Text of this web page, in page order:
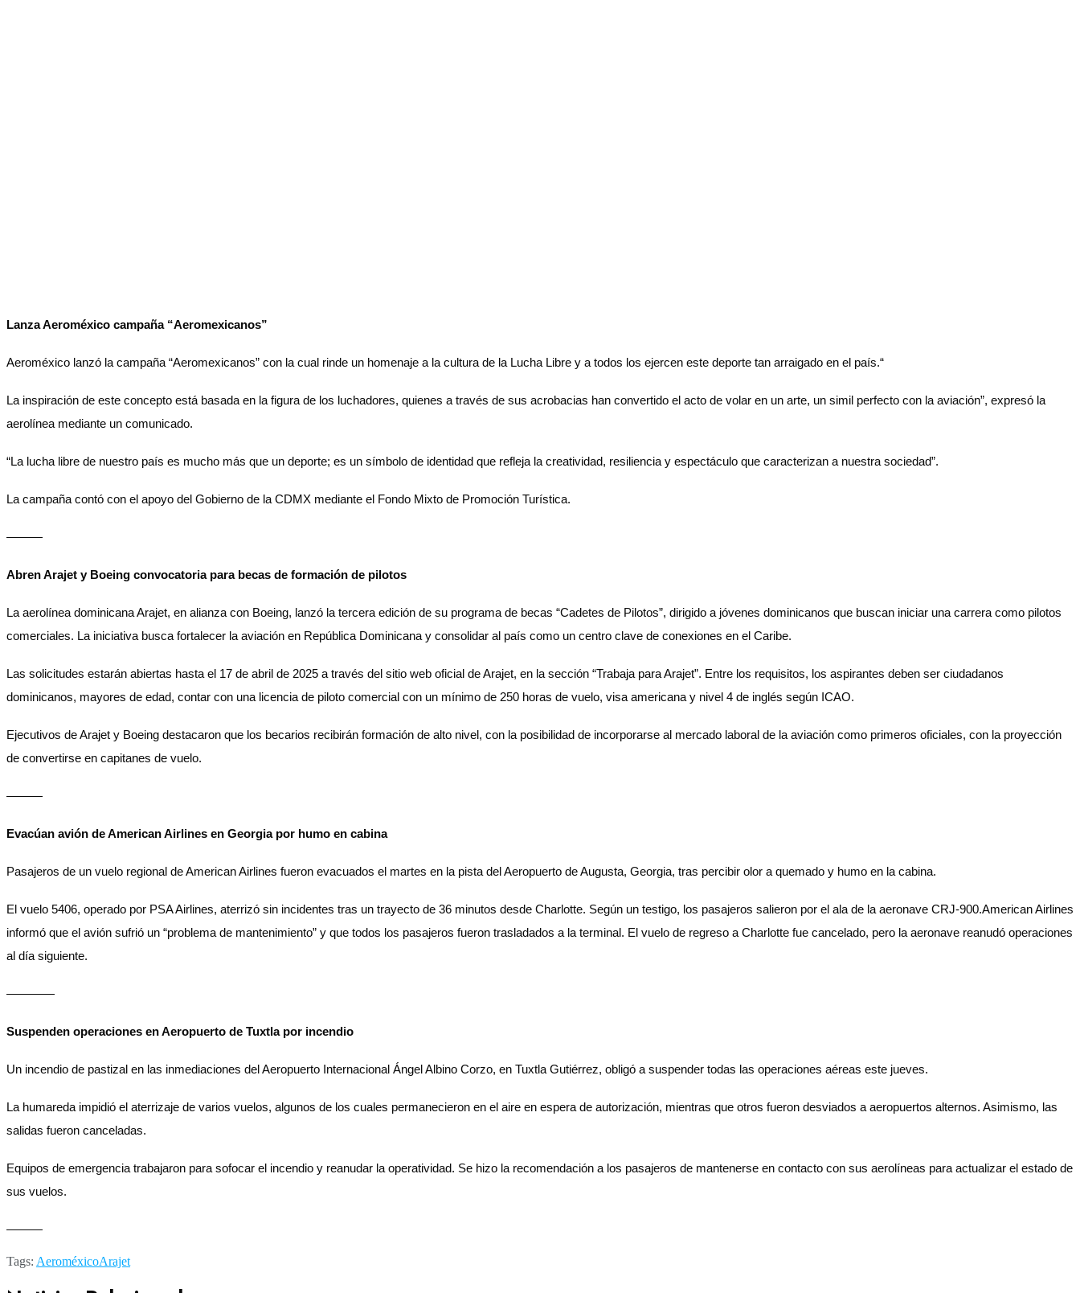
Lanza Aeroméxico campaña “Aeromexicanos”
Aeroméxico lanzó la campaña “Aeromexicanos” con la cual rinde un homenaje a la cultura de la Lucha Libre y a todos los ejercen este deporte tan arraigado en el país.“
La inspiración de este concepto está basada en la figura de los luchadores, quienes a través de sus acrobacias han convertido el acto de volar en un arte, un simil perfecto con la aviación”, expresó la
aerolínea mediante un comunicado.
“La lucha libre de nuestro país es mucho más que un deporte; es un símbolo de identidad que refleja la creatividad, resiliencia y espectáculo que caracterizan a nuestra sociedad”.
La campaña contó con el apoyo del Gobierno de la CDMX mediante el Fondo Mixto de Promoción Turística.
———
Abren Arajet y Boeing convocatoria para becas de formación de pilotos
La aerolínea dominicana Arajet, en alianza con Boeing, lanzó la tercera edición de su programa de becas “Cadetes de Pilotos”, dirigido a jóvenes dominicanos que buscan iniciar una carrera como pilotos
comerciales. La iniciativa busca fortalecer la aviación en República Dominicana y consolidar al país como un centro clave de conexiones en el Caribe.
Las solicitudes estarán abiertas hasta el 17 de abril de 2025 a través del sitio web oficial de Arajet, en la sección “Trabaja para Arajet”. Entre los requisitos, los aspirantes deben ser ciudadanos
dominicanos, mayores de edad, contar con una licencia de piloto comercial con un mínimo de 250 horas de vuelo, visa americana y nivel 4 de inglés según ICAO.
Ejecutivos de Arajet y Boeing destacaron que los becarios recibirán formación de alto nivel, con la posibilidad de incorporarse al mercado laboral de la aviación como primeros oficiales, con la proyección
de convertirse en capitanes de vuelo.
———
Evacúan avión de American Airlines en Georgia por humo en cabina
Pasajeros de un vuelo regional de American Airlines fueron evacuados el martes en la pista del Aeropuerto de Augusta, Georgia, tras percibir olor a quemado y humo en la cabina.
El vuelo 5406, operado por PSA Airlines, aterrizó sin incidentes tras un trayecto de 36 minutos desde Charlotte. Según un testigo, los pasajeros salieron por el ala de la aeronave CRJ-900.American Airlines
informó que el avión sufrió un “problema de mantenimiento” y que todos los pasajeros fueron trasladados a la terminal. El vuelo de regreso a Charlotte fue cancelado, pero la aeronave reanudó operaciones
al día siguiente.
————
Suspenden operaciones en Aeropuerto de Tuxtla por incendio
Un incendio de pastizal en las inmediaciones del Aeropuerto Internacional Ángel Albino Corzo, en Tuxtla Gutiérrez, obligó a suspender todas las operaciones aéreas este jueves.
La humareda impidió el aterrizaje de varios vuelos, algunos de los cuales permanecieron en el aire en espera de autorización, mientras que otros fueron desviados a aeropuertos alternos. Asimismo, las
salidas fueron canceladas.
Equipos de emergencia trabajaron para sofocar el incendio y reanudar la operatividad. Se hizo la recomendación a los pasajeros de mantenerse en contacto con sus aerolíneas para actualizar el estado de
sus vuelos.
———
Tags: AeroméxicoArajet